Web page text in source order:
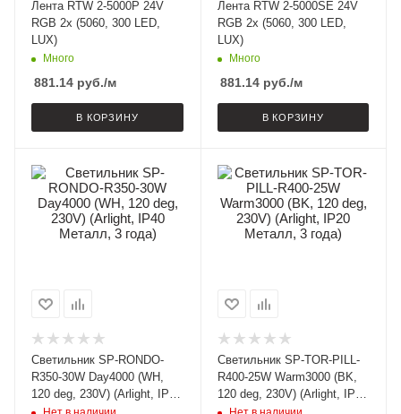
Лента RTW 2-5000P 24V
RGB 2x (5060, 300 LED,
LUX)
Много
881.14 руб./м
В КОРЗИНУ
Лента RTW 2-5000SE 24V
RGB 2x (5060, 300 LED,
LUX)
Много
881.14руб./м
В КОРЗИНУ
Светильник SP-RONDO-
R350-30W Day4000 (WH,
120 deg, 230V) (Arlight, IP40
Металл, 3 года)
Светильник SP-TOR-PILL-
R400-25W Warm3000 (BK,
120 deg, 230V) (Arlight, IP20
Металл, 3 года)